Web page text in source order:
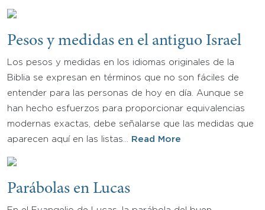
Pesos y medidas en el antiguo Israel
Los pesos y medidas en los idiomas originales de la
Biblia se expresan en términos que no son fáciles de
entender para las personas de hoy en día. Aunque se
han hecho esfuerzos para proporcionar equivalencias
modernas exactas, debe señalarse que las medidas que
aparecen aquí en las listas…
Read More
Parábolas en Lucas